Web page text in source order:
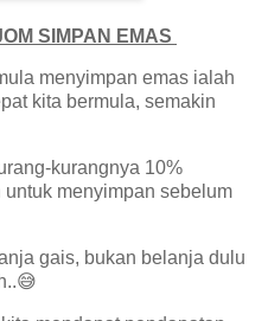
SIMPAN EMAS
menyimpan emas ialah
kita bermula, semakin
kurangnya 10%
menyimpan sebelum
gais, bukan belanja dulu